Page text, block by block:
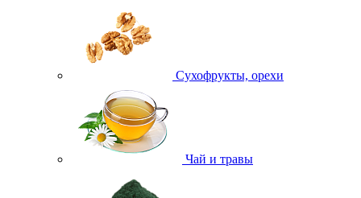
Сухофрукты, орехи
Чай и травы